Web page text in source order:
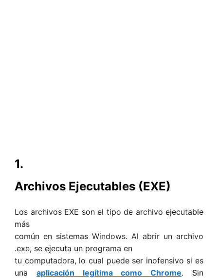
1.
Archivos Ejecutables (EXE)
Los archivos EXE son el tipo de archivo ejecutable
más
común en sistemas Windows. Al abrir un archivo
.exe, se ejecuta un programa en
tu computadora, lo cual puede ser inofensivo si es
una aplicación legítima como Chrome. Sin